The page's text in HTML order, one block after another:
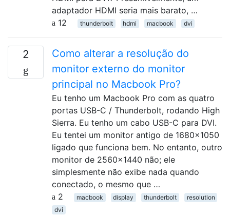
adaptador HDMI seria mais barato, …
12
thunderbolt hdmi macbook dvi
2
Como alterar a resolução do
monitor externo do monitor
principal no Macbook Pro?
Eu tenho um Macbook Pro com as quatro
portas USB-C / Thunderbolt, rodando High
Sierra. Eu tenho um cabo USB-C para DVI.
Eu tentei um monitor antigo de 1680x1050
ligado que funciona bem. No entanto, outro
monitor de 2560x1440 não; ele
simplesmente não exibe nada quando
conectado, o mesmo que …
2
macbook display thunderbolt
resolution
dvi